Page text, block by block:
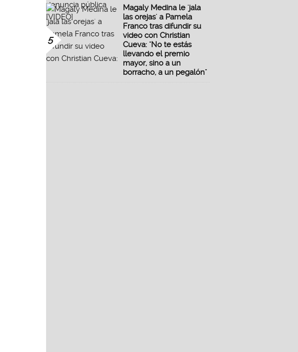
5
Magaly Medina le 'jala
las orejas' a Pamela
Franco tras difundir su
video con Christian
Cueva: "No te estás
llevando el premio
mayor, sino a un
borracho, a un pegalón"